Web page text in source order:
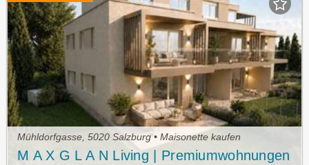
Mühldorfgasse, 5020 Salzburg • Maisonette kaufen
M A X G L A N Living | Premiumwohnungen